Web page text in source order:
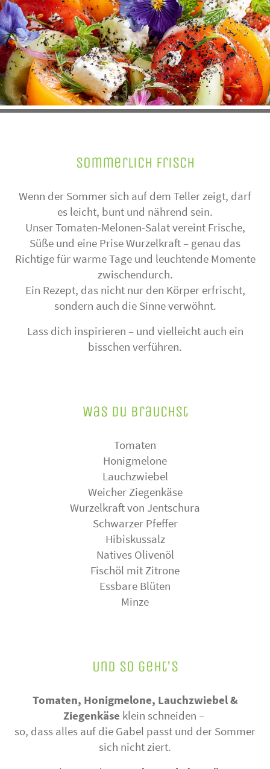
Sommerlich frisch
Wenn der Sommer sich auf dem Teller zeigt, darf
es leicht, bunt und nährend sein.
Unser Tomaten-Melonen-Salat vereint Frische,
Süße und eine Prise Wurzelkraft – genau das
Richtige für warme Tage und leuchtende Momente
zwischendurch.
Ein Rezept, das nicht nur den Körper erfrischt,
sondern auch die Sinne verwöhnt.
Lass dich inspirieren – und vielleicht auch ein
bisschen verführen.
Was du brauchst
Tomaten
Honigmelone
Lauchzwiebel
Weicher Ziegenkäse
Wurzelkraft von Jentschura
Schwarzer Pfeffer
Hibiskussalz
Natives Olivenöl
Fischöl mit Zitrone
Essbare Blüten
Minze
Und so geht's
Tomaten, Honigmelone, Lauchzwiebel &
Ziegenkäse klein schneiden –
so, dass alles auf die Gabel passt und der Sommer
sich nicht ziert.